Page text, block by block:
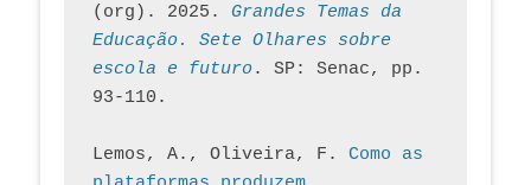
(org). 2025. Grandes Temas da
Educação. Sete Olhares sobre
escola e futuro. SP: Senac, pp.
93-110.
Lemos, A., Oliveira, F. Como as